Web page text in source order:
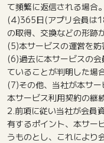
て頻繁に返信される場合。
(4)365日(アプリ会員は
の取得、交換などの形跡
(5)本サービスの運営を妨
(6)過去に本サービスの
ていることが判明した場
(7)その他、当社が本サ
本サービス利用契約の継
2.前項に従い当社が会員
有するポイント、本サー
うものとし、これにより